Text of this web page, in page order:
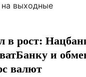
выходные
в рост:
и
валют